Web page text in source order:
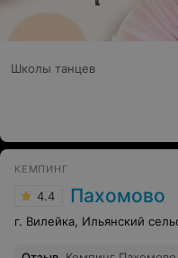
Школы танцев
КЕМПИНГ
4.4 Пахомово
г. Вилейка, Ильянский